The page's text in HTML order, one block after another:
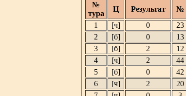
№
тура
Ц Результат №
1
[ч] 0 23
2
[б] 0 13
3
[б] 2 12
4
[ч] 2 44
5
[б] 0 42
6
[ч] 2 20